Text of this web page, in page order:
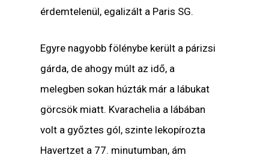
érdemtelenül, egalizált a Paris SG.
Egyre nagyobb fölénybe került a párizsi
gárda, de ahogy múlt az idő, a
melegben sokan húzták már a lábukat
görcsök miatt. Kvarachelia a lábában
volt a győztes gól, szinte lekopírozta
Havertzet a 77. minutumban, ám